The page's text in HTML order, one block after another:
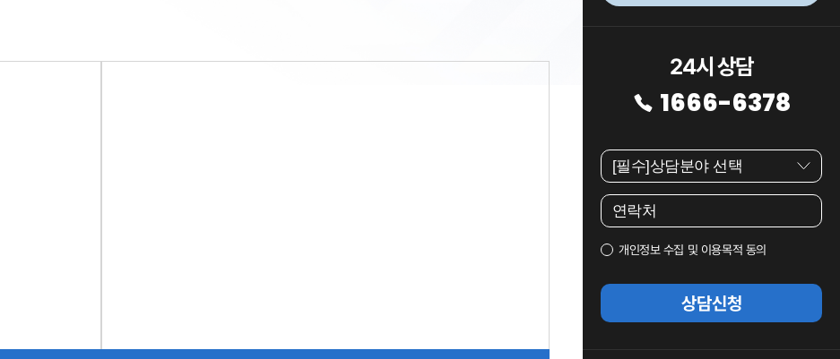
24시 상담
1666-6378
개인정보 수집 및 이용목적 동의
상담신청